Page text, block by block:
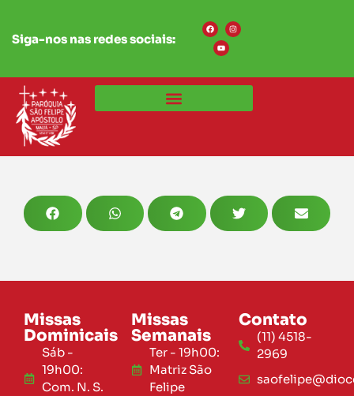
Siga-nos nas redes sociais:
Missas
Dominicais
Sáb -
19h00:
Com. N. S.
Missas
Semanais
Ter - 19h00:
Matriz São
Felipe
Contato
(11) 4518-
2969